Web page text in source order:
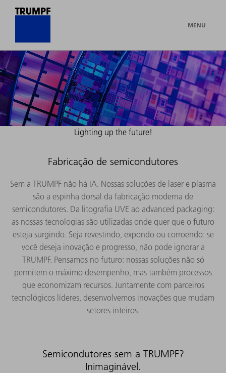
MENU
Lighting up the future!
Fabricação de semicondutores
Sem a TRUMPF não há IA. Nossas soluções de laser e plasma
são a espinha dorsal da fabricação moderna de
semicondutores. Da litografia UVE ao advanced packaging:
as nossas tecnologias são utilizadas onde quer que o futuro
esteja surgindo. Seja revestindo, expondo ou corroendo: se
você deseja inovação e progresso, não pode ignorar a
TRUMPF. Pensamos no futuro: nossas soluções não só
permitem o máximo desempenho, mas também processos
que economizam recursos. Juntamente com parceiros
tecnológicos líderes, desenvolvemos inovações que mudam
setores inteiros.
Semicondutores sem a TRUMPF?
Inimaginável.